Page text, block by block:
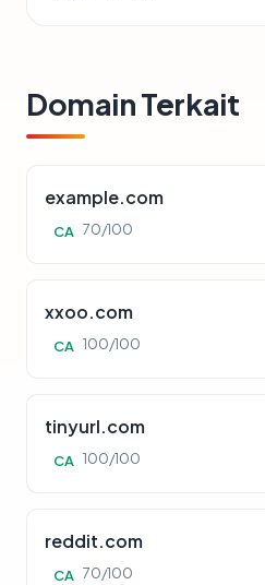
Domain Terkait
example.com
CA 70/100
xxoo.com
CA 100/100
tinyurl.com
CA 100/100
reddit.com
CA 70/100